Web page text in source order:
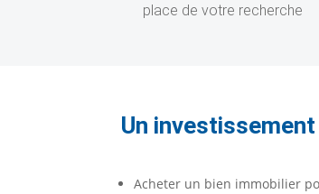
place de votre recherche
Un
Acheter un bien immobilier